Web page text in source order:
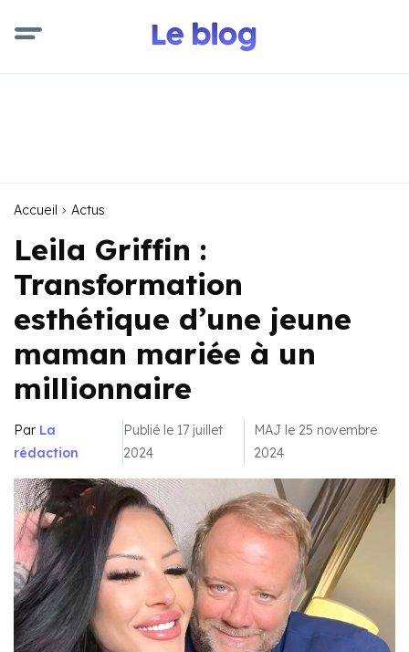
Accueil Actus
Leila Griffin :
Transformation
esthétique d’une jeune
maman mariée à un
millionnaire
Par La
rédaction
Publié le 17 juillet
2024
MAJ le 25 novembre
2024